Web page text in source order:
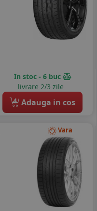
In stoc - 6 buc
livrare 2/3 zile
4 Adauga in cos
Vara